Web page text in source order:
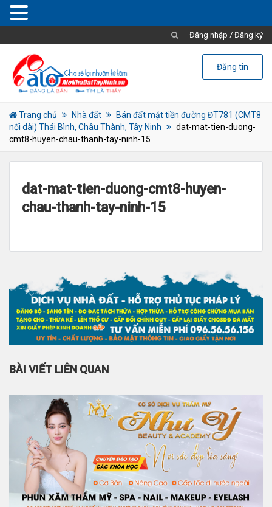
Đăng nhập / Đăng ký
Đăng tin
Trang chủ Nhà đất
Bán đất mặt tiền đường ĐT781 (CMT8
nối dài) Thái Bình, Châu Thành, Tây Ninh
dat-mat-tien-duong-
cmt8-huyen-chau-thanh-tay-ninh-15
dat-mat-tien-duong-cmt8-huyen-
chau-thanh-tay-ninh-15
BÀI VIẾT LIÊN QUAN